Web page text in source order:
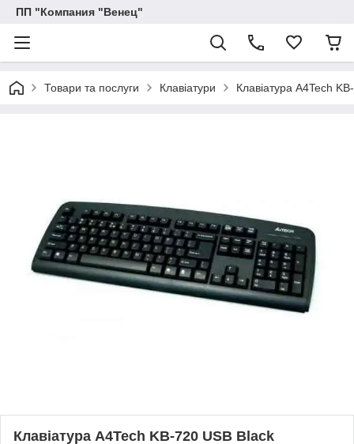
ПП "Компания "Венец"
Товари та послуги Клавіатури Клавіатура A4Tech
Клавіатура A4Tech KB-720 USB Black